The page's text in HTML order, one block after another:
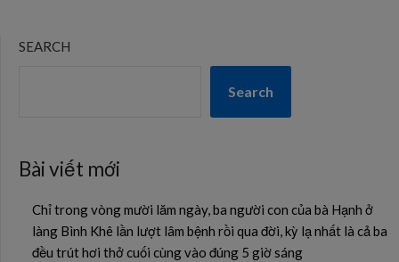
SEARCH
Search
Bài viết mới
Chỉ trong vòng mười lăm ngày, ba người con của bà Hạnh ở
làng Bình Khê lần lượt lâm bệnh rồi qua đời, kỳ lạ nhất là cả ba
đều trút hơi thở cuối cùng vào đúng 5 giờ sáng